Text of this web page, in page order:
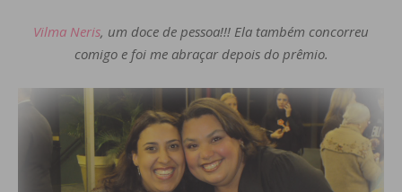
Vilma Neris, um doce de pessoa!!! Ela também concorreu
comigo e foi me abraçar depois do prêmio.